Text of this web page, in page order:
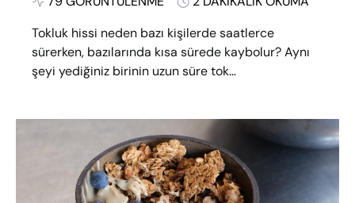
Tokluk hissi neden bazı kişilerde saatlerce
sürerken, bazılarında kısa sürede kaybolur? Aynı
şeyi yediğiniz birinin uzun süre tok…